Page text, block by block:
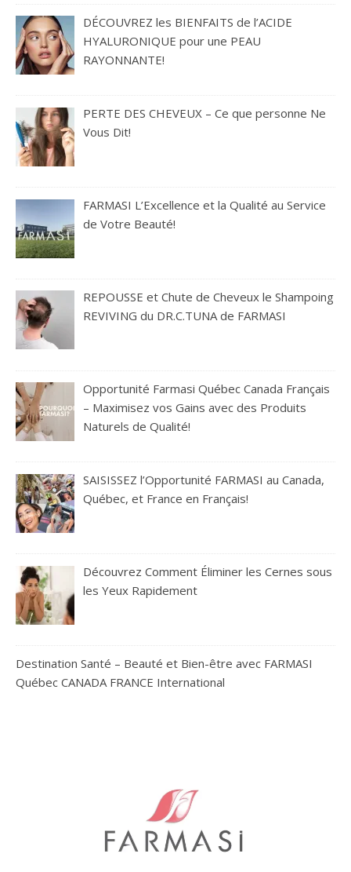
DÉCOUVREZ les BIENFAITS de l’ACIDE
HYALURONIQUE pour une PEAU
RAYONNANTE!
PERTE DES CHEVEUX – Ce que personne Ne
Vous Dit!
FARMASI L’Excellence et la Qualité au Service
de Votre Beauté!
REPOUSSE et Chute de Cheveux le Shampoing
REVIVING du DR.C.TUNA de FARMASI
Opportunité Farmasi Québec Canada Français
– Maximisez vos Gains avec des Produits
Naturels de Qualité!
SAISISSEZ l’Opportunité FARMASI au Canada,
Québec, et France en Français!
Découvrez Comment Éliminer les Cernes sous
les Yeux Rapidement
Destination Santé – Beauté et Bien-être avec FARMASI
Québec CANADA FRANCE International